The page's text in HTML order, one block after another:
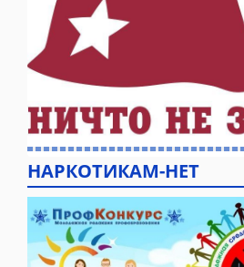
НАРКОТИКАМ-НЕТ